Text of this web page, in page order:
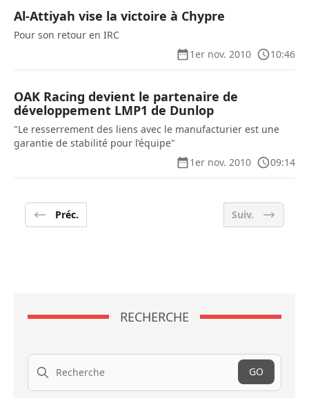
Al-Attiyah vise la victoire à Chypre
Pour son retour en IRC
1er nov. 2010
10:46
OAK Racing devient le partenaire de
développement LMP1 de Dunlop
"Le resserrement des liens avec le manufacturier est une
garantie de stabilité pour l’équipe"
1er nov. 2010
09:14
Préc. Suiv.
RECHERCHE
Recherche
GO